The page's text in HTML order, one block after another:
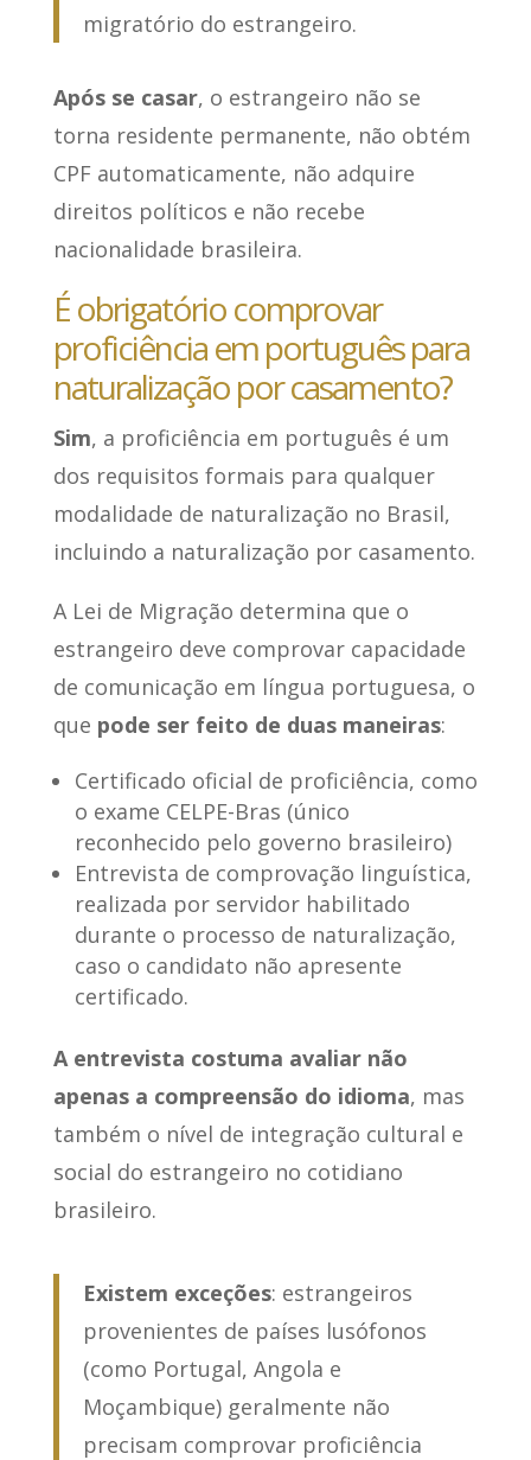
migratório do estrangeiro.
Após se casar, o estrangeiro não se
torna residente permanente, não obtém
CPF automaticamente, não adquire
direitos políticos e não recebe
nacionalidade brasileira.
É obrigatório comprovar
proficiência em português para
naturalização por casamento?
Sim, a proficiência em português é um
dos requisitos formais para qualquer
modalidade de naturalização no Brasil,
incluindo a naturalização por casamento.
A Lei de Migração determina que o
estrangeiro deve comprovar capacidade
de comunicação em língua portuguesa, o
que pode ser feito de duas maneiras:
Certificado oficial de proficiência, como
o exame CELPE-Bras (único
reconhecido pelo governo brasileiro)
Entrevista de comprovação linguística,
realizada por servidor habilitado
durante o processo de naturalização,
caso o candidato não apresente
certificado.
A entrevista costuma avaliar não
apenas a compreensão do idioma, mas
também o nível de integração cultural e
social do estrangeiro no cotidiano
brasileiro.
Existem exceções: estrangeiros
provenientes de países lusófonos
(como Portugal, Angola e
Moçambique) geralmente não
precisam comprovar proficiência